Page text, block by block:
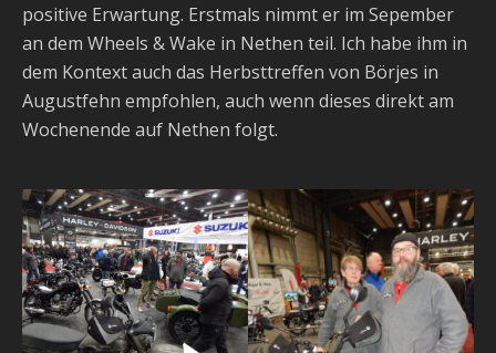
positive Erwartung. Erstmals nimmt er im Sepember
an dem Wheels & Wake in Nethen teil. Ich habe ihm in
dem Kontext auch das Herbsttreffen von Börjes in
Augustfehn empfohlen, auch wenn dieses direkt am
Wochenende auf Nethen folgt.